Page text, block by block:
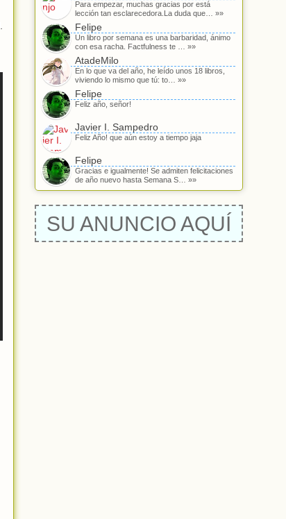
Para empezar, muchas gracias por está
lección tan esclarecedora.La duda que… »»
Felipe
Un libro por semana es una barbaridad, ánimo
con esa racha. Factfulness te … »»
AtadeMilo
En lo que va del año, he leído unos 18 libros,
viviendo lo mismo que tú: to… »»
Felipe
Feliz año, señor!
Javier I. Sampedro
Feliz Año! que aún estoy a tiempo jaja
Felipe
Gracias e igualmente! Se admiten felicitaciones
de año nuevo hasta Semana S… »»
SU ANUNCIO AQUÍ